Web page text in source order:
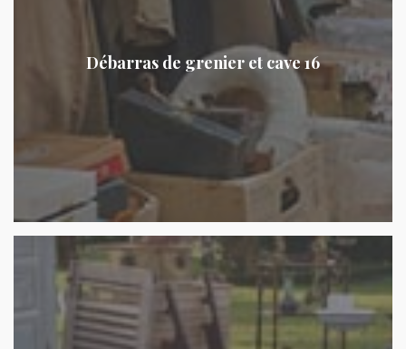
Débarras de grenier et cave 16